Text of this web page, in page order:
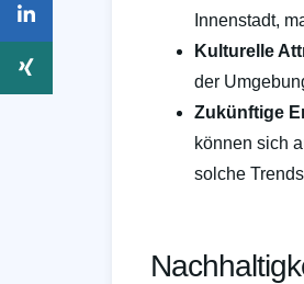
Innenstadt,
Kulturelle
der
Zukünftige
können sich
solche